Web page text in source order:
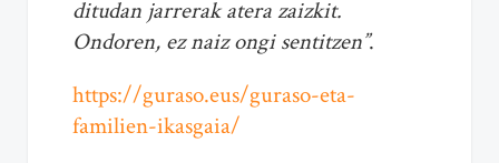
ditudan jarrerak atera zaizkit.
Ondoren, ez naiz ongi sentitzen”.
https://guraso.eus/guraso-eta-
familien-ikasgaia/